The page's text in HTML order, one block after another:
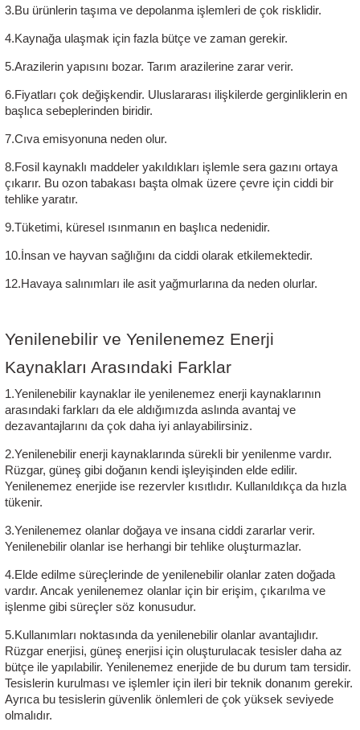
3.Bu ürünlerin taşıma ve depolanma işlemleri de çok risklidir.
4.Kaynağa ulaşmak için fazla bütçe ve zaman gerekir.
5.Arazilerin yapısını bozar. Tarım arazilerine zarar verir.
6.Fiyatları çok değişkendir. Uluslararası ilişkilerde gerginliklerin en
başlıca sebeplerinden biridir.
7.Cıva emisyonuna neden olur.
8.Fosil kaynaklı maddeler yakıldıkları işlemle sera gazını ortaya
çıkarır. Bu ozon tabakası başta olmak üzere çevre için ciddi bir
tehlike yaratır.
9.Tüketimi, küresel ısınmanın en başlıca nedenidir.
10.İnsan ve hayvan sağlığını da ciddi olarak etkilemektedir.
12.Havaya salınımları ile asit yağmurlarına da neden olurlar.
Yenilenebilir ve Yenilenemez Enerji
Kaynakları Arasındaki Farklar
1.Yenilenebilir kaynaklar ile yenilenemez enerji kaynaklarının
arasındaki farkları da ele aldığımızda aslında avantaj ve
dezavantajlarını da çok daha iyi anlayabilirsiniz.
2.Yenilenebilir enerji kaynaklarında sürekli bir yenilenme vardır.
Rüzgar, güneş gibi doğanın kendi işleyişinden elde edilir.
Yenilenemez enerjide ise rezervler kısıtlıdır. Kullanıldıkça da hızla
tükenir.
3.Yenilenemez olanlar doğaya ve insana ciddi zararlar verir.
Yenilenebilir olanlar ise herhangi bir tehlike oluşturmazlar.
4.Elde edilme süreçlerinde de yenilenebilir olanlar zaten doğada
vardır. Ancak yenilenemez olanlar için bir erişim, çıkarılma ve
işlenme gibi süreçler söz konusudur.
5.Kullanımları noktasında da yenilenebilir olanlar avantajlıdır.
Rüzgar enerjisi, güneş enerjisi için oluşturulacak tesisler daha az
bütçe ile yapılabilir. Yenilenemez enerjide de bu durum tam tersidir.
Tesislerin kurulması ve işlemler için ileri bir teknik donanım gerekir.
Ayrıca bu tesislerin güvenlik önlemleri de çok yüksek seviyede
olmalıdır.